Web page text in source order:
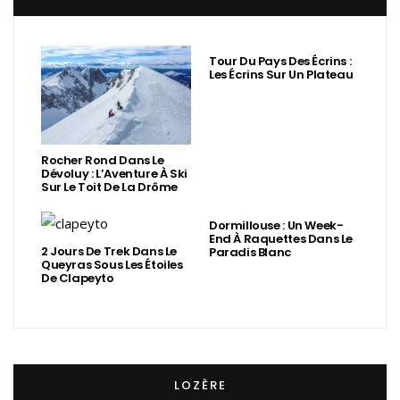
Rocher Rond Dans Le
Dévoluy : L’Aventure À Ski
Sur Le Toit De La Drôme
Tour Du Pays Des Écrins :
Les Écrins Sur Un Plateau
2 Jours De Trek Dans Le
Queyras Sous Les Étoiles
De Clapeyto
Dormillouse : Un Week-
End À Raquettes Dans Le
Paradis Blanc
LOZÈRE